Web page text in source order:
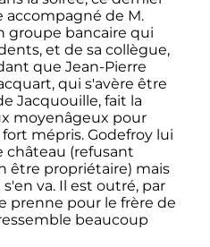
accompagné de M.
groupe bancaire qui
et de sa collègue,
que Jean-Pierre
qui s'avère être
Jacquouille, fait la
moyenâgeux pour
mépris. Godefroy lui
château (refusant
être propriétaire) mais
va. Il est outré, par
prenne pour le frère de
beaucoup